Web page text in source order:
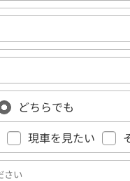
どちらでも
現車を見たい